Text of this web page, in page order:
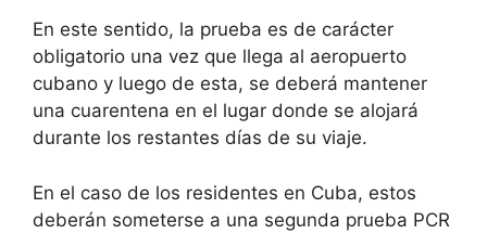
En este sentido, la prueba es de carácter
obligatorio una vez que llega al aeropuerto
cubano y luego de esta, se deberá mantener
una cuarentena en el lugar donde se alojará
durante los restantes días de su viaje.
En el caso de los residentes en Cuba, estos
deberán someterse a una segunda prueba PCR